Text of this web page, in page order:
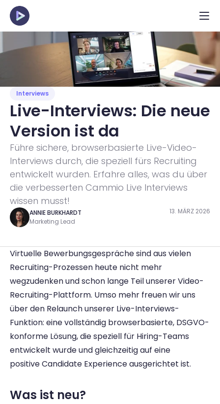
Interviews
Live-Interviews: Die neue
Version ist da
Führe sichere, browserbasierte Live-Video-
Interviews durch, die speziell fürs Recruiting
entwickelt wurden. Erfahre alles, was du über
die verbesserten Cammio Live Interviews
wissen musst!
ANNIE BURKHARDT
Marketing Lead
13. MÄRZ 2026
Virtuelle Bewerbungsgespräche sind aus vielen
Recruiting-Prozessen heute nicht mehr
wegzudenken und schon lange Teil unserer Video-
Recruiting-Plattform. Umso mehr freuen wir uns
über den Relaunch unserer Live-Interviews-
Funktion: eine vollständig browserbasierte, DSGVO-
konforme Lösung, die speziell für Hiring-Teams
entwickelt wurde und gleichzeitig auf eine
positive Candidate Experience ausgerichtet ist.
Was ist neu?